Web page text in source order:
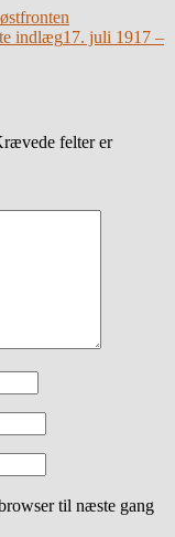
østfronten
indlæg17. juli 1917 –
felter er
til næste gang